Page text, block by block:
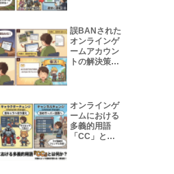
誤BANされた
オンラインゲ
ームアカウン
トの解決策
オンラインゲ
ームにおける
多義的用語
「CC」とは